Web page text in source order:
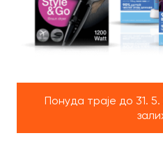
Понуда траје до 31.